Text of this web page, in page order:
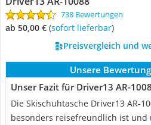
738 Bewertungen
ab 50,00 € ( Sofort lieferbar)
Preisvergleich und
Unsere
Unser Fazit für Driver13 AR-
Die Skischuhtasche Driver13 AR-
besonders reisefreundlich ist und